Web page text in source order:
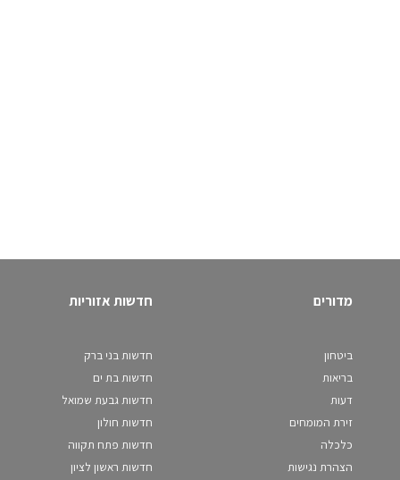
מדורים
ביטחון
בריאות
דעות
זירת המומחים
כלכלה
הצהרת נגישות
חדשות אזוריות
חדשות בני ברק
חדשות בת ים
חדשות גבעת שמואל
חדשות חולון
חדשות פתח תקווה
חדשות ראשון לציון